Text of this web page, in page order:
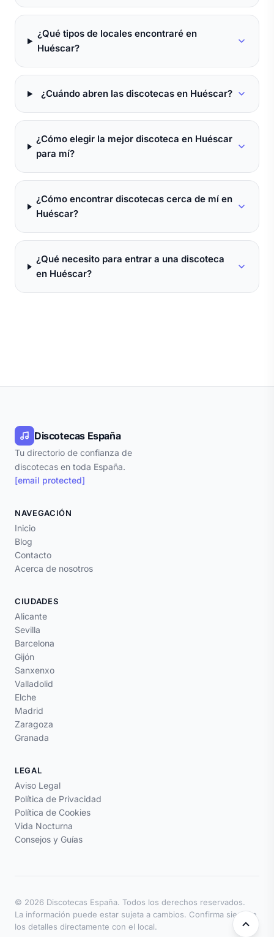
¿Qué tipos de locales encontraré en
Huéscar?
¿Cuándo abren las discotecas en Huéscar?
¿Cómo elegir la mejor discoteca en Huéscar
para mí?
¿Cómo encontrar discotecas cerca de mí en
Huéscar?
¿Qué necesito para entrar a una discoteca
en Huéscar?
Discotecas España
Tu directorio de confianza de
discotecas en toda España.
[email protected]
NAVEGACIÓN
Inicio
Blog
Contacto
Acerca de nosotros
CIUDADES
Alicante
Sevilla
Barcelona
Gijón
Sanxenxo
Valladolid
Elche
Madrid
Zaragoza
Granada
LEGAL
Aviso Legal
Política de Privacidad
Política de Cookies
Vida Nocturna
Consejos y Guías
© 2026 Discotecas España. Todos los derechos reservados.
La información puede estar sujeta a cambios. Confirma siempre
los detalles directamente con el local.